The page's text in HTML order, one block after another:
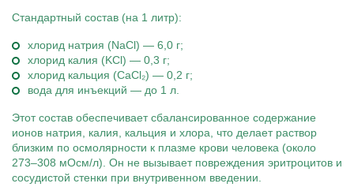
Стандартный состав (на 1 литр):
хлорид натрия (NaCl) — 6,0 г;
хлорид калия (KCl) — 0,3 г;
хлорид кальция (CaCl₂) — 0,2 г;
вода для инъекций — до 1 л.
Этот состав обеспечивает сбалансированное содержание
ионов натрия, калия, кальция и хлора, что делает раствор
близким по осмолярности к плазме крови человека (около
273–308 мОсм/л). Он не вызывает повреждения эритроцитов и
сосудистой стенки при внутривенном введении.